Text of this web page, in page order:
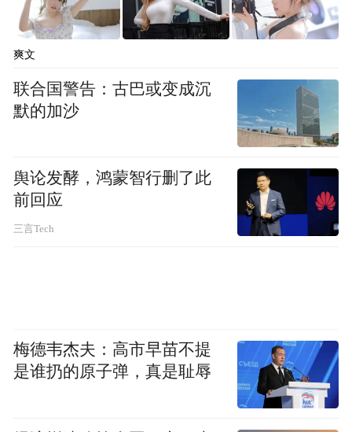
以此来衡量，作为用户日常生活和工作必备
品的智能手机，依然是大模型时代最值得被
AI重塑的硬件品类。
大模型，也日益成为手机厂商塑造高端形象
Intelligence）在国内市场的缺席，国产手机
厂商的冲高之路，又有了新的突破口。
爽文
联合国警告：古巴或变成沉
默的加沙
舆论发酵，鸿蒙智行删了此
前回应
三言Tech
梅德韦杰夫：高市早苗不提
是谁扔的原子弹，真是耻辱